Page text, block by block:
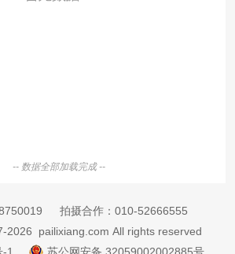
-- 数据全部加载完成 --
拍摄合作： 010-52666555
2026 pailixiang.com All rights reserved
1
苏公网安备 32059002002885号